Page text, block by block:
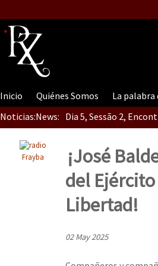
Inicio Quiénes Somos La palabra
Noticias:News: Dia 5, Sessão 2,
Dia 5, sessão 1, do
Frayba
¡José
del
Libertad!
02 May 2025